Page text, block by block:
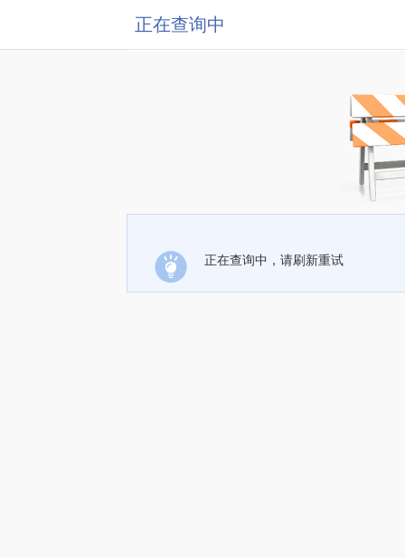
正在查询中
正在查询中，请刷新重试